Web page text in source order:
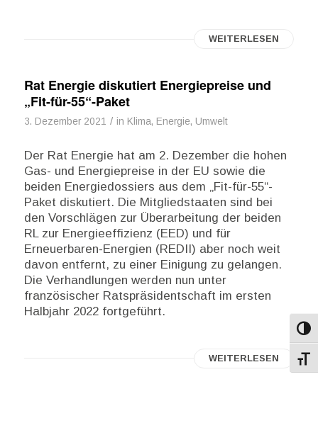
WEITERLESEN
Rat Energie diskutiert Energiepreise und
„Fit-für-55“-Paket
3. Dezember 2021 / in Klima, Energie, Umwelt
Der Rat Energie hat am 2. Dezember die hohen
Gas- und Energiepreise in der EU sowie die
beiden Energiedossiers aus dem „Fit-für-55“-
Paket diskutiert. Die Mitgliedstaaten sind bei
den Vorschlägen zur Überarbeitung der beiden
RL zur Energieeffizienz (EED) und für
Erneuerbaren-Energien (REDII) aber noch weit
davon entfernt, zu einer Einigung zu gelangen.
Die Verhandlungen werden nun unter
französischer Ratspräsidentschaft im ersten
Halbjahr 2022 fortgeführt.
WEITERLESEN